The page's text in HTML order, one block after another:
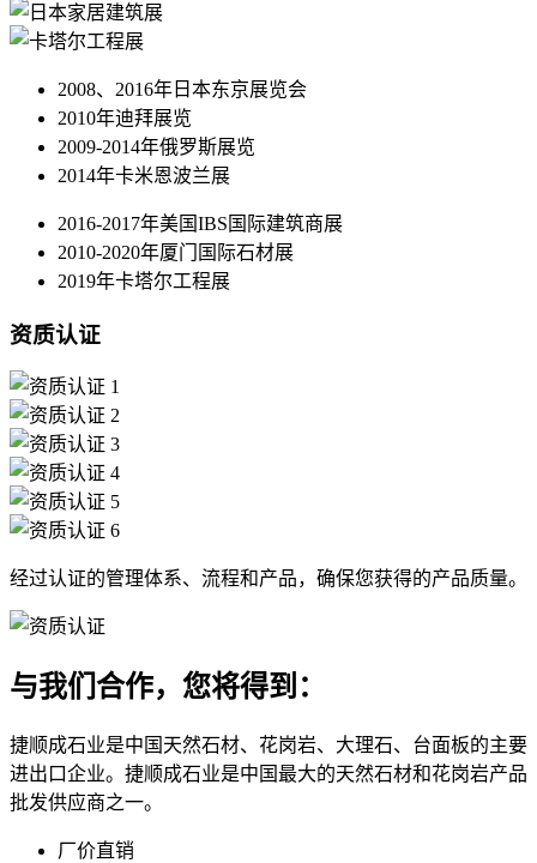
2008、2016年日本东京展览会
2010年迪拜展览
2009-2014年俄罗斯展览
2014年卡米恩波兰展
2016-2017年美国IBS国际建筑商展
2010-2020年厦门国际石材展
2019年卡塔尔工程展
资质认证
经过认证的管理体系、流程和产品，确保您获得的产品质量。
与我们合作，您将得到：
捷顺成石业是中国天然石材、花岗岩、大理石、台面板的主要
进出口企业。捷顺成石业是中国最大的天然石材和花岗岩产品
批发供应商之一。
厂价直销